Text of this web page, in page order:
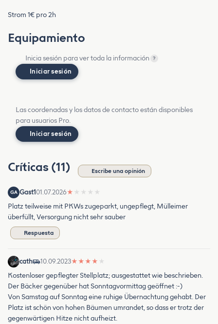
Strom 1€ pro 2h
Equipamiento
Inicia sesión para ver toda la información ?
Iniciar sesión
Las coordenadas y los datos de contacto están disponibles
para usuarios Pro.
Iniciar sesión
Críticas (11) Escribe una opinión
GA Gast101.07.2026★ ★ ★ ★ ★
Platz teilweise mit PKWs zugeparkt, ungepflegt, Mülleimer
überfüllt, Versorgung nicht sehr sauber
Respuesta
cath 10.09.2023★ ★ ★ ★ ★
Kostenloser gepflegter Stellplatz; ausgestattet wie beschrieben.
Der Bäcker gegenüber hat Sonntagvormittag geöffnet :-)
Von Samstag auf Sonntag eine ruhige Übernachtung gehabt. Der
Platz ist schön von hohen Bäumen umrandet, so dass er trotz der
gegenwärtigen Hitze nicht aufheizt.